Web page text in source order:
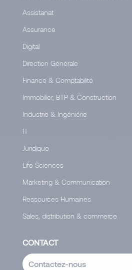
Assistanat
Assurance
Digital
Direction Générale
Finance & Comptabilité
Immobilier, BTP & Construction
Industrie & Ingéniérie
IT
Juridique
Life Sciences
Marketing & Communication
Ressources Humaines
Sales, distribution & commerce
CONTACT
Contactez-nous